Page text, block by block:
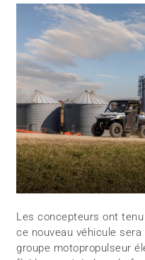
Les concepteurs ont
ce nouveau véhicule
groupe motopropulseur